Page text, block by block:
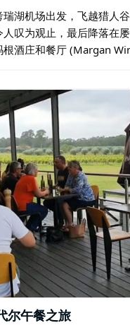
湖机场出发，飞越猎人
叹为观止，最后降落在
酒庄和餐厅 (Margan
尔午餐之旅